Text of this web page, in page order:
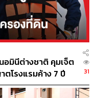
มป์จะไม่ลืมพลเมืองของ
ซึ่งเป็นบุคคลสำคัญ
เลยร่วมอีกห้าคน มี
งคิวบาและสหรัฐฯ ให้
อมินีต่างชาติ คุมเจ็ต
โรงแรมค้าง 7 ปี
31